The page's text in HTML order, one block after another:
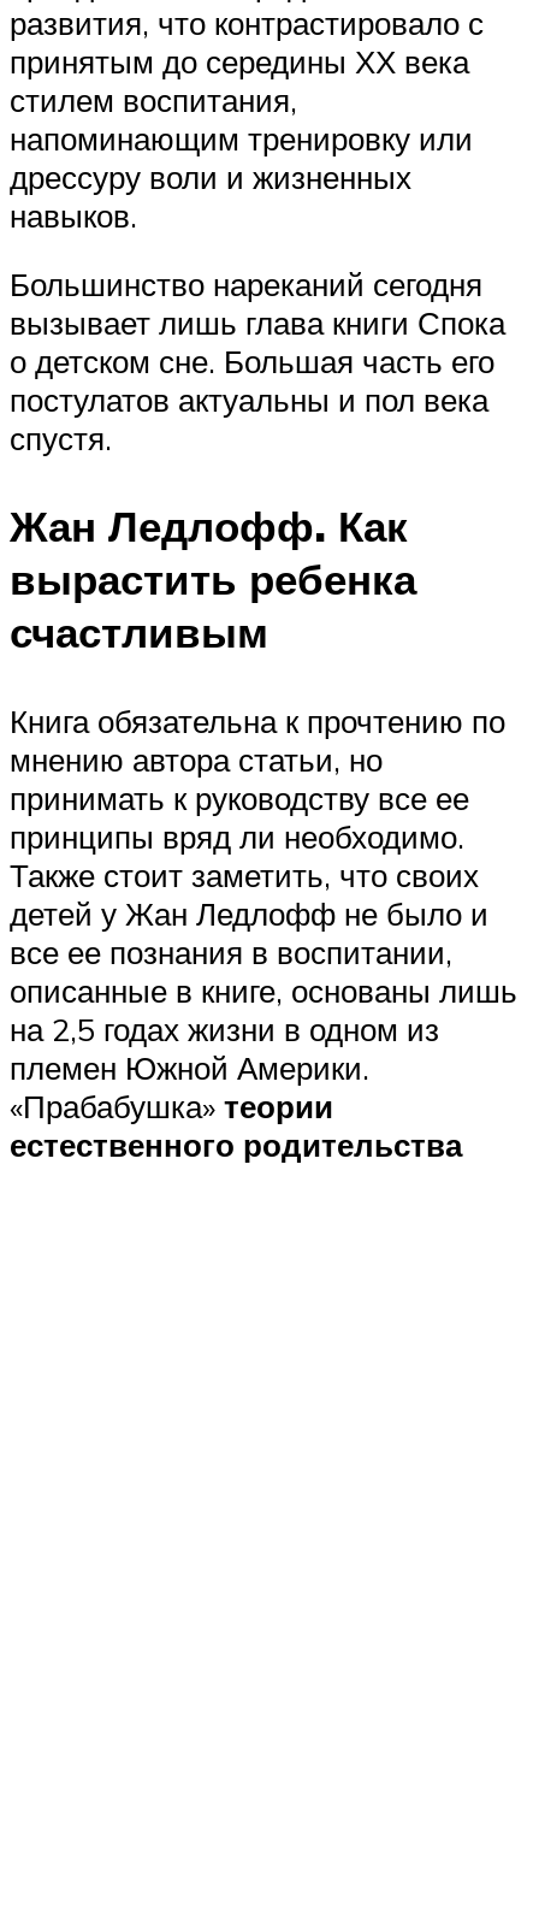
развития, что контрастировало с
принятым до середины ХХ века
стилем воспитания,
напоминающим тренировку или
дрессуру воли и жизненных
навыков.
Большинство нареканий сегодня
вызывает лишь глава книги Спока
о детском сне. Большая часть его
постулатов актуальны и пол века
спустя.
Жан Ледлофф. Как
вырастить ребенка
счастливым
Книга обязательна к прочтению по
мнению автора статьи, но
принимать к руководству все ее
принципы вряд ли необходимо.
Также стоит заметить, что своих
детей у Жан Ледлофф не было и
все ее познания в воспитании,
описанные в книге, основаны лишь
на 2,5 годах жизни в одном из
племен Южной Америки.
«Прабабушка» теории
естественного родительства